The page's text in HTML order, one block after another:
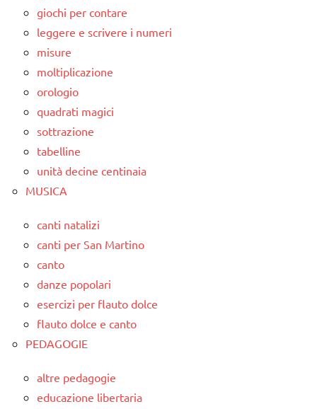
giochi per contare
leggere e scrivere i numeri
misure
moltiplicazione
orologio
quadrati magici
sottrazione
tabelline
unità decine centinaia
MUSICA
canti natalizi
canti per San Martino
canto
danze popolari
esercizi per flauto dolce
flauto dolce e canto
PEDAGOGIE
altre pedagogie
educazione libertaria